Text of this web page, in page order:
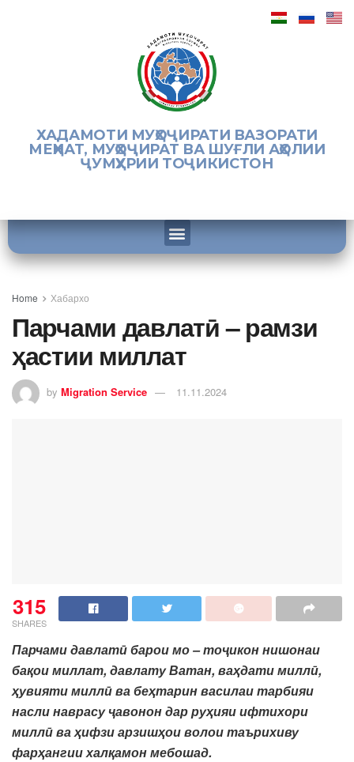
ХАДАМОТИ МУҲОҶИРАТИ ВАЗОРАТИ
МЕҲНАТ, МУҲОҶИРАТ ВА ШУҒЛИ АҲОЛИИ
ҶУМҲУРИИ ТОҶИКИСТОН
Home Хабархо
Парчами давлатӣ – рамзи
ҳастии миллат
by Migration Service 11.11.2024
315
SHARES
Парчами давлатӣ барои мо – тоҷикон нишонаи
бақои миллат, давлату Ватан, ваҳдати миллӣ,
ҳувияти миллӣ ва беҳтарин василаи тарбияи
насли наврасу ҷавонон дар руҳияи ифтихори
миллӣ ва ҳифзи арзишҳои волои таърихиву
фарҳангии халқамон мебошад.